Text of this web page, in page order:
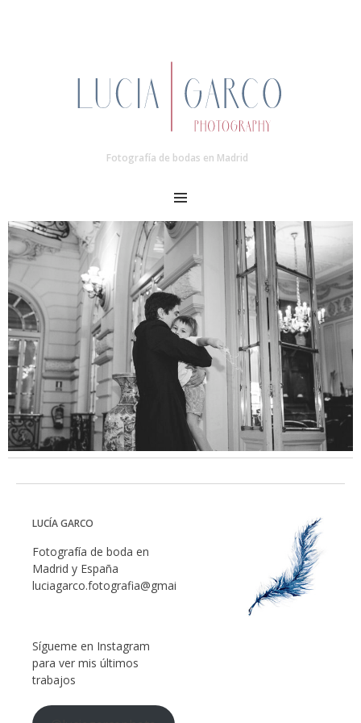
Fotografía de bodas en Madrid
MENU
LUCÍA GARCO
Fotografía de boda en
Madrid y España
luciagarco.fotografia@gmail.com
Sígueme en Instagram
para ver mis últimos
trabajos